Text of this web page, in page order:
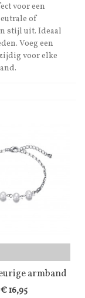
voor een
of
stijl uit. Ideaal
Voeg een
voor elke
armband
met 3...
€ 16,95